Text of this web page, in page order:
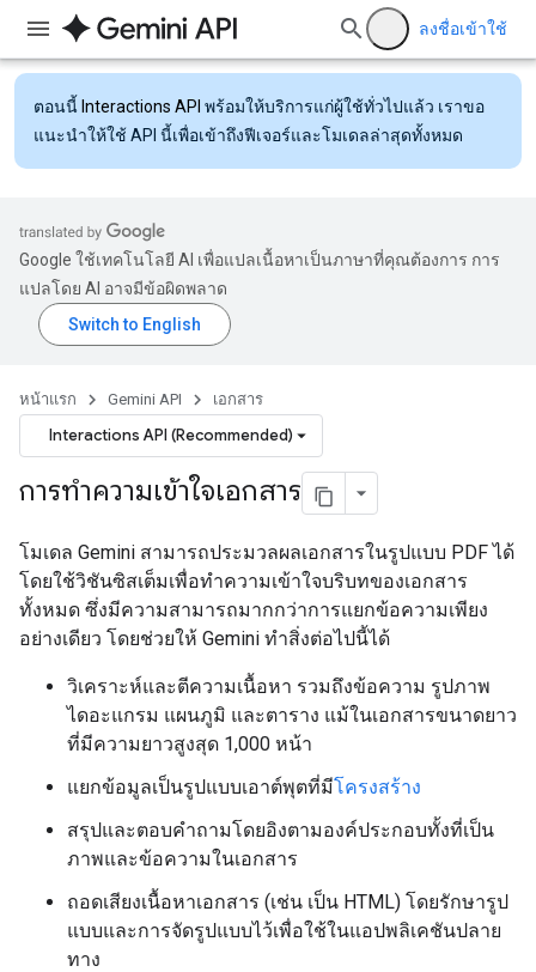
ลงชื่อเข้าใช้
ตอนนี้ Interactions API พร้อมให้บริการแก่ผู้ใช้ทั่วไปแล้ว เราขอ
แนะนำให้ใช้ API นี้เพื่อเข้าถึงฟีเจอร์และโมเดลล่าสุดทั้งหมด
Google ใช้เทคโนโลยี AI เพื่อแปลเนื้อหาเป็นภาษาที่คุณต้องการ การ
แปลโดย AI อาจมีข้อผิดพลาด
หน้าแรก Gemini API เอกสาร
Interactions API (Recommended)
การทำความเข้าใจเอกสาร
โมเดล Gemini สามารถประมวลผลเอกสารในรูปแบบ PDF ได้
โดยใช้วิชันซิสเต็มเพื่อทำความเข้าใจบริบทของเอกสาร
ทั้งหมด ซึ่งมีความสามารถมากกว่าการแยกข้อความเพียง
อย่างเดียว โดยช่วยให้ Gemini ทำสิ่งต่อไปนี้ได้
วิเคราะห์และตีความเนื้อหา รวมถึงข้อความ รูปภาพ
ไดอะแกรม แผนภูมิ และตาราง แม้ในเอกสารขนาดยาว
ที่มีความยาวสูงสุด 1,000 หน้า
แยกข้อมูลเป็นรูปแบบเอาต์พุตที่มีโครงสร้าง
สรุปและตอบคำถามโดยอิงตามองค์ประกอบทั้งที่เป็น
ภาพและข้อความในเอกสาร
ถอดเสียงเนื้อหาเอกสาร (เช่น เป็น HTML) โดยรักษารูป
แบบและการจัดรูปแบบไว้เพื่อใช้ในแอปพลิเคชันปลาย
ทาง